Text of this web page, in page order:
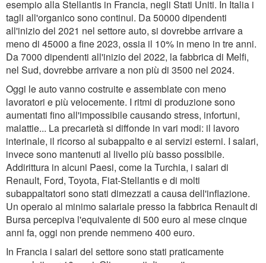
esempio alla Stellantis in Francia, negli Stati Uniti. In Italia i
tagli all'organico sono continui. Da 50000 dipendenti
all'inizio del 2021 nel settore auto, si dovrebbe arrivare a
meno di 45000 a fine 2023, ossia il 10% in meno in tre anni.
Da 7000 dipendenti all'inizio del 2022, la fabbrica di Melfi,
nel Sud, dovrebbe arrivare a non più di 3500 nel 2024.
Oggi le auto vanno costruite e assemblate con meno
lavoratori e più velocemente. I ritmi di produzione sono
aumentati fino all'impossibile causando stress, infortuni,
malattie... La precarietà si diffonde in vari modi: il lavoro
interinale, il ricorso al subappalto e ai servizi esterni. I salari,
invece sono mantenuti al livello più basso possibile.
Addirittura in alcuni Paesi, come la Turchia, i salari di
Renault, Ford, Toyota, Fiat-Stellantis e di molti
subappaltatori sono stati dimezzati a causa dell'inflazione.
Un operaio al minimo salariale presso la fabbrica Renault di
Bursa percepiva l'equivalente di 500 euro al mese cinque
anni fa, oggi non prende nemmeno 400 euro.
In Francia i salari del settore sono stati praticamente